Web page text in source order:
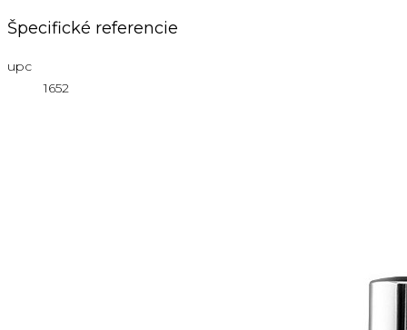
Špecifické referencie
upc
1652